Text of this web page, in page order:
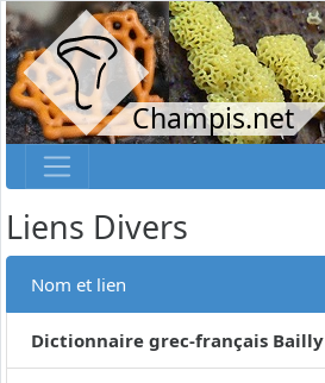
Champis.net
Liens Divers
Nom et lien
Dictionnaire grec-français Bailly